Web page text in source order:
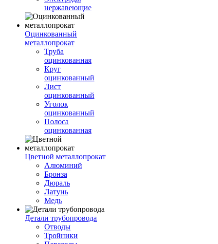
нержавеющие
Оцинкованный
металлопрокат
Труба
оцинкованная
Круг
оцинкованный
Лист
оцинкованный
Уголок
оцинкованный
Полоса
оцинкованная
Цветной металлопрокат
Алюминий
Бронза
Дюраль
Латунь
Медь
Детали трубопровода
Отводы
Тройники